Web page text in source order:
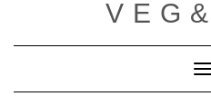
contenido